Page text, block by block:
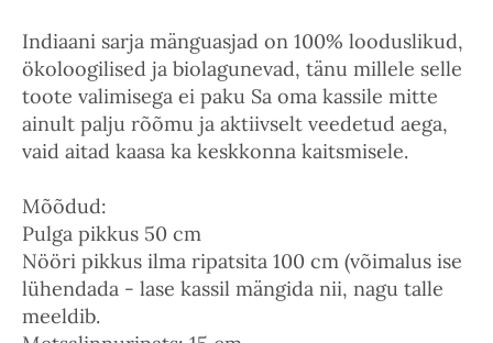
Indiaani sarja mänguasjad on 100% looduslikud,
ökoloogilised ja biolagunevad, tänu millele selle
toote valimisega ei paku Sa oma kassile mitte
ainult palju rõõmu ja aktiivselt veedetud aega,
vaid aitad kaasa ka keskkonna kaitsmisele.
Mõõdud:
Pulga pikkus 50 cm
Nööri pikkus ilma ripatsita 100 cm (võimalus ise
lühendada - lase kassil mängida nii, nagu talle
meeldib.